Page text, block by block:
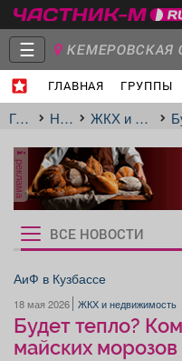
☰ КЕМЕРОВСКАЯ
ГЛАВНАЯ ГРУППЫ
Главная
Группы
Объявления
Работа
ГлавнаяНовостиЖКХ и недвижимость
реклама
Рукбрики
новостей
ВСЕ НОВОСТИ
АиФ в Кузбассе
18 мая 2026 ЖКХ и недвижимость
Будет тепло?
майских